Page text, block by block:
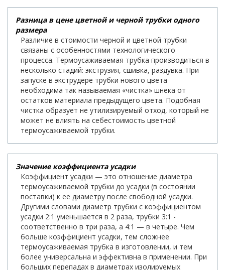
Разница в цене цветной и черной трубки одного
размера
Различие в стоимости черной и цветной трубки
связаны с особенностями технологического
процесса. Термоусаживаемая трубка производиться в
несколько стадий: экструзия, сшивка, раздувка. При
запуске в экструдере трубки нового цвета
необходима так называемая «чистка» шнека от
остатков материала предыдущего цвета. Подобная
чистка образует не утилизируемый отход, который не
может не влиять на себестоимость цветной
термоусаживаемой трубки.
Значение коэффициента усадки
Коэффициент усадки — это отношение диаметра
термоусаживаемой трубки до усадки (в состоянии
поставки) к ее диаметру после свободной усадки.
Другими словами диаметр трубки с коэффициентом
усадки 2:1 уменьшается в 2 раза, трубки 3:1 -
соответственно в три раза, а 4:1 — в четыре. Чем
больше коэффициент усадки, тем сложнее
термоусаживаемая трубка в изготовлении, и тем
более универсальна и эффективна в применении. При
больших перепадах в диаметрах изолируемых